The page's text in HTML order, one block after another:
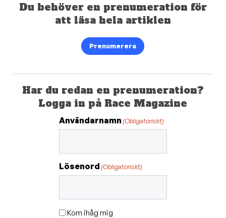
Du behöver en prenumeration för
att läsa hela artiklen
Prenumerera
Har du redan en prenumeration?
Logga in på Race Magazine
Användarnamn (Obligatoriskt)
Lösenord (Obligatoriskt)
Kom ihåg mig